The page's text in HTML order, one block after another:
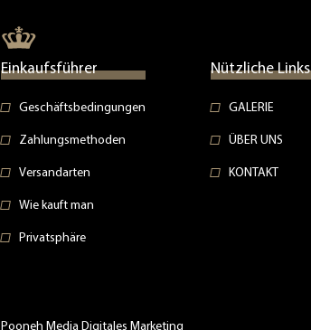
Einkaufsführer
Geschäftsbedingungen
Zahlungsmethoden
Versandarten
Wie kauft man
Privatsphäre
Nützliche Links
GALERIE
ÜBER UNS
KONTAKT
Pooneh Media Digitales Marketing